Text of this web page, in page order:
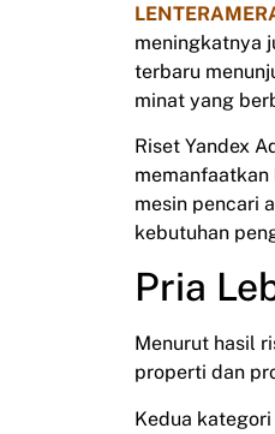
meningkatnya
terbaru
minat yang
Riset Yandex
memanfaatkan
mesin pencari
kebutuhan
Pria
Menurut hasil
properti dan
Kedua